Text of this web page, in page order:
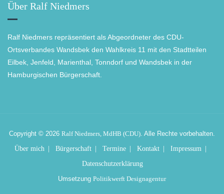
Über Ralf Niedmers
Ralf Niedmers repräsentiert als Abgeordneter des CDU-
Ortsverbandes Wandsbek den Wahlkreis 11 mit den Stadtteilen
Eilbek, Jenfeld, Marienthal, Tonndorf und Wandsbek in der
Hamburgischen Bürgerschaft.
Copyright © 2026 Ralf Niedmers, MdHB (CDU). Alle Rechte vorbehalten.
Über mich
Bürgerschaft Termine Kontakt
Impressum
Datenschutzerklärung
Umsetzung Politikwerft Designagentur